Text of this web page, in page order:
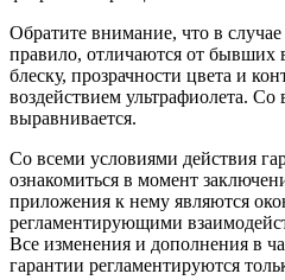
Обратите внимание, что в
правило, отличаются от бывших
блеску, прозрачности цвета и
воздействием ультрафиолета. Со
выравнивается.
Со всеми условиями действия
ознакомиться в момент
приложения к нему являются
регламентирующими
Все изменения и дополнения в
гарантии регламентируются